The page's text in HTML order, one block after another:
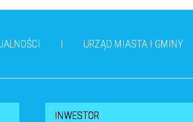
URZĄD MIASTA I GMINY
INWESTOR